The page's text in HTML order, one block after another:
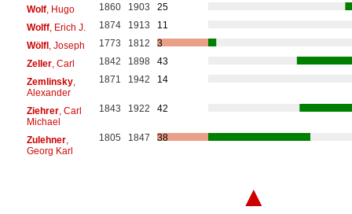
Wolf, Hugo 1860 1903
25
Wolff, Erich J. 1874 1913
11
Wölfl, Joseph 1773 1812
3
Zeller, Carl 1842 1898
43
Zemlinsky,
Alexander
1871 1942 14
Ziehrer, Carl
Michael
1843 1922 42
Zulehner,
Georg Karl
1805 1847 38
▲